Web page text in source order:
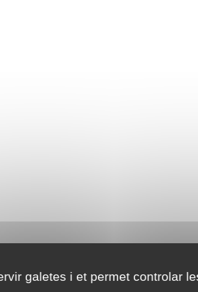
galetes i et permet controlar